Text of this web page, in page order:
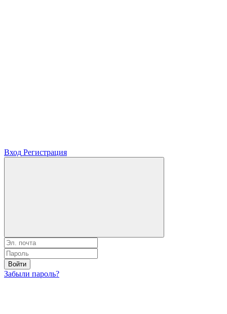
Вход Регистрация
Войти
Забыли пароль?